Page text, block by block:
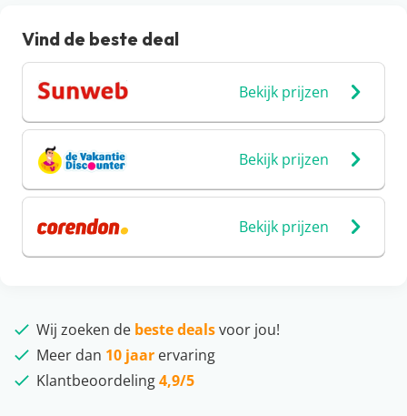
Vind de beste deal
Bekijk prijzen
Bekijk prijzen
Bekijk prijzen
Wij zoeken de beste dealsvoor jou!
Meer dan 10 jaar ervaring
Klantbeoordeling4,9/5